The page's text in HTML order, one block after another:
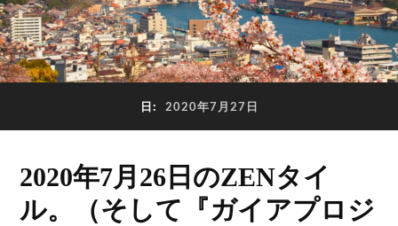
日: 2020年7月27日
2020年7月26日のZENタイ
ル。（そして『ガイアプロジ